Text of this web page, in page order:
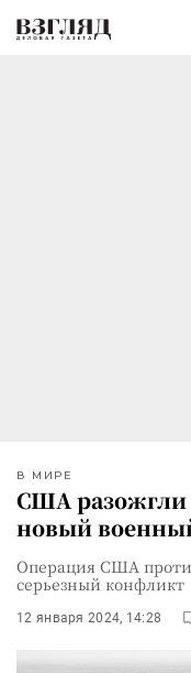
В МИРЕ
США разожгли
новый
Операция США
серьезный конфликт
12 января 2024, 14:28